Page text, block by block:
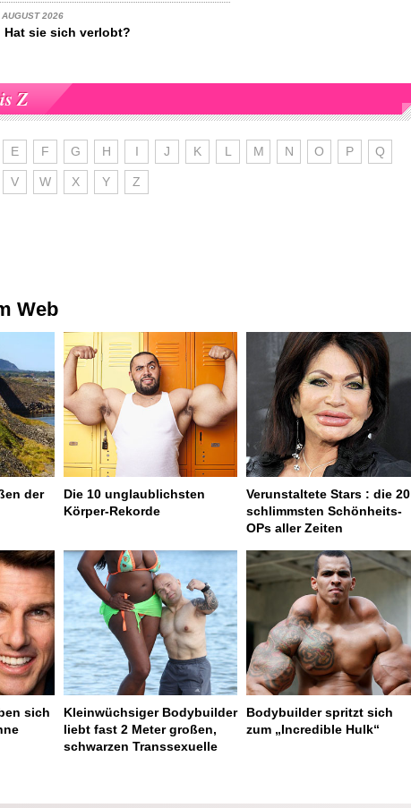
AUGUST 2026
Hat sie sich verlobt?
Z
E F G H I J K L M N O P Q
V W X Y Z
Web
der
Die 10 unglaublichsten
Körper-Rekorde
Verunstaltete Stars : die 20
schlimmsten Schönheits-
OPs aller Zeiten
sich
Kleinwüchsiger Bodybuilder
liebt fast 2 Meter großen,
schwarzen Transsexuelle
Bodybuilder spritzt sich
zum „Incredible Hulk“